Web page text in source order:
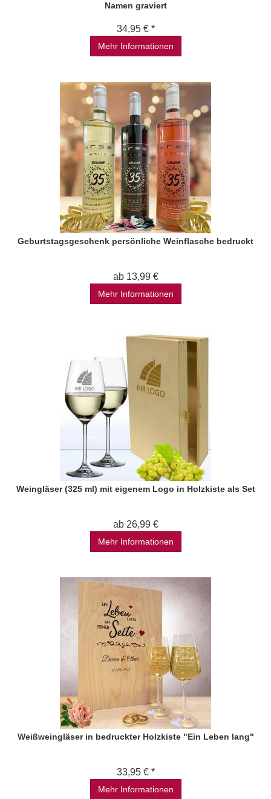
Namen graviert
34,95 € *
Mehr Informationen
Geburtstagsgeschenk persönliche Weinflasche bedruckt
ab 13,99 €
Mehr Informationen
Weingläser (325 ml) mit eigenem Logo in Holzkiste als Set
ab 26,99 €
Mehr Informationen
Weißweingläser in bedruckter Holzkiste "Ein Leben lang"
33,95 € *
Mehr Informationen